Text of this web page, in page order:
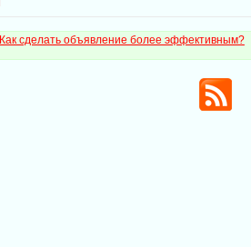
Как сделать объявление более эффективным?